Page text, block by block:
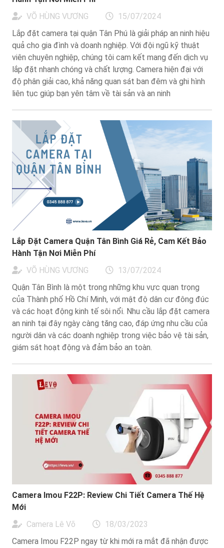
VÕ HÙNG VƯƠNG
15/07/2024
Lắp đặt camera tại quận Tân Phú là giải pháp an ninh hiệu
quả cho gia đình và doanh nghiệp. Với đội ngũ kỹ thuật
viên chuyên nghiệp, chúng tôi cam kết mang đến dịch vụ
lắp đặt nhanh chóng và chất lượng. Camera hiện đại với
độ phân giải cao, khả năng quan sát ban đêm và ghi hình
liên tục giúp bạn yên tâm về tài sản và an ninh
Lắp Đặt Camera Quận Tân Bình Giá Rẻ, Cam Kết Bảo
Hành Tận Nơi Miễn Phí
VÕ HÙNG VƯƠNG
13/07/2024
Quận Tân Bình là một trong những khu vực quan trọng
của Thành phố Hồ Chí Minh, với mật độ dân cư đông đúc
và các hoạt động kinh tế sôi nổi. Nhu cầu lắp đặt camera
an ninh tại đây ngày càng tăng cao, đáp ứng nhu cầu của
người dân và các doanh nghiệp trong việc bảo vệ tài sản,
giám sát hoạt động và đảm bảo an toàn.
Camera Imou F22P: Review Chi Tiết Camera Thế Hệ
Mới
Camera Lê Võ
18/03/2023
Camera Imou F22P ngay từ khi mới ra mắt đã nhận được